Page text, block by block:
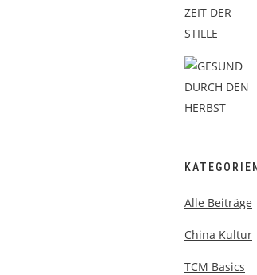
KATEGORIEN
Alle Beiträge
China Kultur
TCM Basics